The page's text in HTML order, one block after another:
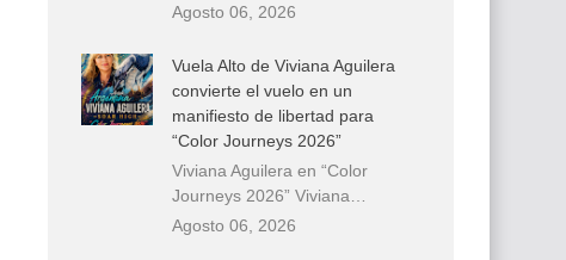
Agosto 06, 2026
Vuela Alto de Viviana Aguilera
convierte el vuelo en un
manifiesto de libertad para
“Color Journeys 2026”
Viviana Aguilera en “Color
Journeys 2026” Viviana…
Agosto 06, 2026